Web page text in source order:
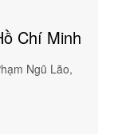
Chí Minh
Ngũ Lão,